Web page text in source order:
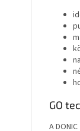
GO
A DONIC